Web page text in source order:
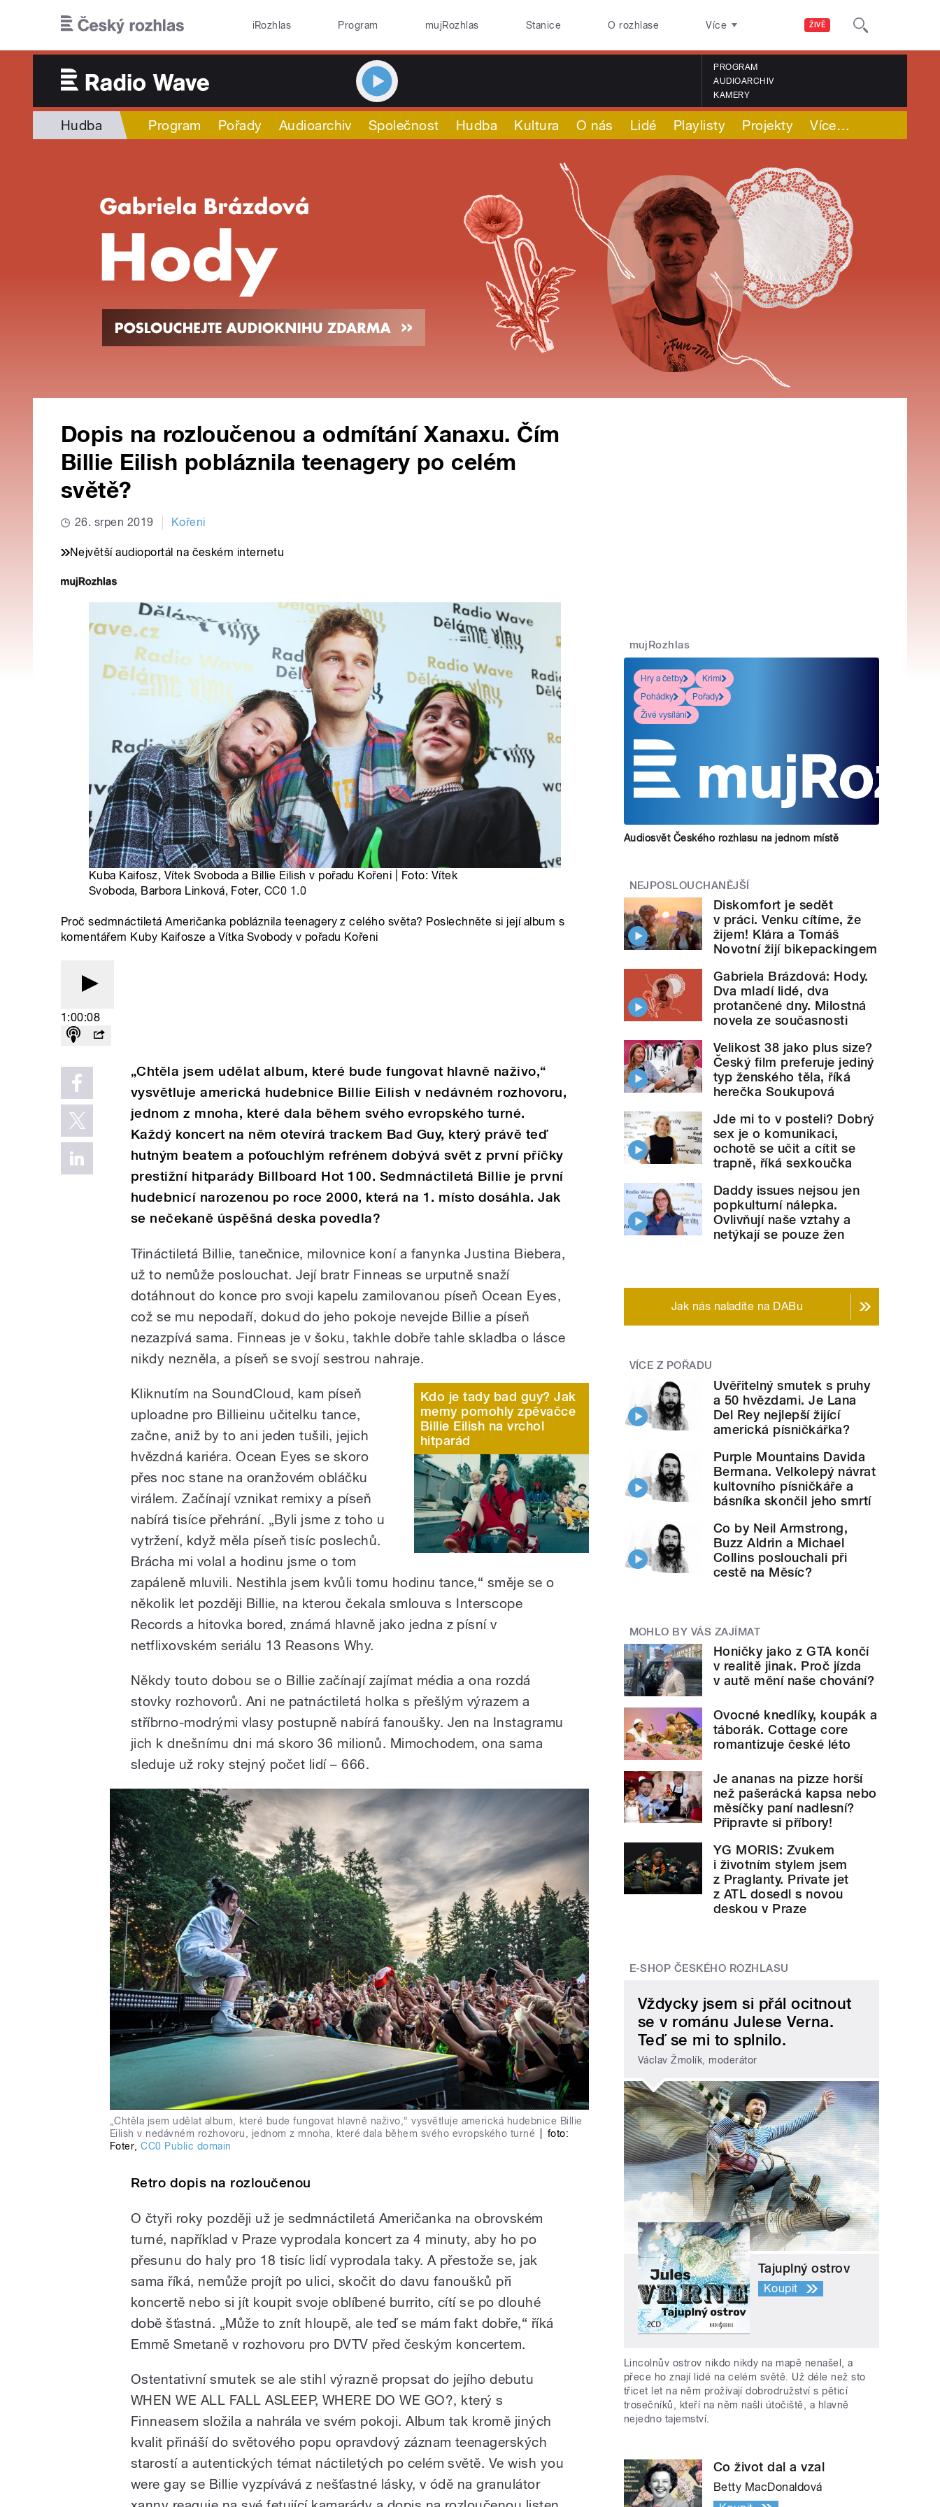
ŽIVĚ
iRozhlas Program mujRozhlas Stanice O rozhlase Více
PROGRAM
AUDIOARCHIV
KAMERY
Hudba Program Pořady Audioarchiv Společnost Hudba Kultura O nás Lidé Playlisty Projekty Více…
Dopis na rozloučenou a odmítání Xanaxu. Čím
Billie Eilish pobláznila teenagery po celém
světě?
26. srpen 2019 Kořeni
Největší audioportál na českém internetu
Kuba Kaifosz, Vítek Svoboda a Billie Eilish v pořadu Kořeni | Foto: Vítek
Svoboda, Barbora Linková, Foter, CC0 1.0
Proč sedmnáctiletá Američanka pobláznila teenagery z celého světa? Poslechněte si její album s
komentářem Kuby Kaifosze a Vítka Svobody v pořadu Kořeni
1:00:08
„Chtěla jsem udělat album, které bude fungovat hlavně naživo,“
vysvětluje americká hudebnice Billie Eilish v nedávném rozhovoru,
jednom z mnoha, které dala během svého evropského turné.
Každý koncert na něm otevírá trackem Bad Guy, který právě teď
hutným beatem a poťouchlým refrénem dobývá svět z první příčky
prestižní hitparády Billboard Hot 100. Sedmnáctiletá Billie je první
hudebnicí narozenou po roce 2000, která na 1. místo dosáhla. Jak
se nečekaně úspěšná deska povedla?
Třináctiletá Billie, tanečnice, milovnice koní a fanynka Justina Biebera,
už to nemůže poslouchat. Její bratr Finneas se urputně snaží
dotáhnout do konce pro svoji kapelu zamilovanou píseň Ocean Eyes,
což se mu nepodaří, dokud do jeho pokoje nevejde Billie a píseň
nezazpívá sama. Finneas je v šoku, takhle dobře tahle skladba o lásce
nikdy nezněla, a píseň se svojí sestrou nahraje.
Kdo je tady bad guy? Jak
memy pomohly zpěvačce
Billie Eilish na vrchol
hitparád
Kliknutím na SoundCloud, kam píseň
uploadne pro Billieinu učitelku tance,
začne, aniž by to ani jeden tušili, jejich
hvězdná kariéra. Ocean Eyes se skoro
přes noc stane na oranžovém obláčku
virálem. Začínají vznikat remixy a píseň
nabírá tisíce přehrání. „Byli jsme z toho u
vytržení, když měla píseň tisíc poslechů.
Brácha mi volal a hodinu jsme o tom
zapáleně mluvili. Nestihla jsem kvůli tomu hodinu tance,“ směje se o
několik let později Billie, na kterou čekala smlouva s Interscope
Records a hitovka bored, známá hlavně jako jedna z písní v
netflixovském seriálu 13 Reasons Why.
Někdy touto dobou se o Billie začínají zajímat média a ona rozdá
stovky rozhovorů. Ani ne patnáctiletá holka s přešlým výrazem a
stříbrno-modrými vlasy postupně nabírá fanoušky. Jen na Instagramu
jich k dnešnímu dni má skoro 36 milionů. Mimochodem, ona sama
sleduje už roky stejný počet lidí – 666.
„Chtěla jsem udělat album, které bude fungovat hlavně naživo,“ vysvětluje americká hudebnice Billie
Eilish v nedávném rozhovoru, jednom z mnoha, které dala během svého evropského turné
foto:
Foter,CC0 Public domain
Retro dopis na rozloučenou
O čtyři roky později už je sedmnáctiletá Američanka na obrovském
turné, například v Praze vyprodala koncert za 4 minuty, aby ho po
přesunu do haly pro 18 tisíc lidí vyprodala taky. A přestože se, jak
sama říká, nemůže projít po ulici, skočit do davu fanoušků při
koncertě nebo si jít koupit svoje oblíbené burrito, cítí se po dlouhé
době šťastná. „Může to znít hloupě, ale teď se mám fakt dobře,“ říká
Emmě Smetaně v rozhovoru pro DVTV před českým koncertem.
Ostentativní smutek se ale stihl výrazně propsat do jejího debutu
WHEN WE ALL FALL ASLEEP, WHERE DO WE GO?, který s
Finneasem složila a nahrála ve svém pokoji. Album tak kromě jiných
kvalit přináší do světového popu opravdový záznam teenagerských
starostí a autentických témat náctiletých po celém světě. Ve wish you
were gay se Billie vyzpívává z nešťastné lásky, v ódě na granulátor
mujRozhlas
Hry a četby
Krimi
Pohádky
Pořady
Živé vysílání
Audiosvět Českého rozhlasu na jednom místě
NEJPOSLOUCHANĚJŠÍ
Diskomfort je sedět
v práci. Venku cítíme, že
žijem! Klára a Tomáš
Novotní žijí bikepackingem
Gabriela Brázdová: Hody.
Dva mladí lidé, dva
protančené dny. Milostná
novela ze současnosti
Velikost 38 jako plus size?
Český film preferuje jediný
typ ženského těla, říká
herečka Soukupová
Jde mi to v posteli? Dobrý
sex je o komunikaci,
ochotě se učit a cítit se
trapně, říká sexkoučka
Daddy issues nejsou jen
popkulturní nálepka.
Ovlivňují naše vztahy a
netýkají se pouze žen
Jak nás naladíte na DABu
VÍCE Z POŘADU
Uvěřitelný smutek s pruhy
a 50 hvězdami. Je Lana
Del Rey nejlepší žijící
americká písničkářka?
Purple Mountains Davida
Bermana. Velkolepý návrat
kultovního písničkáře a
básníka skončil jeho smrtí
Co by Neil Armstrong,
Buzz Aldrin a Michael
Collins poslouchali při
cestě na Měsíc?
MOHLO BY VÁS ZAJÍMAT
Honičky jako z GTA končí
v realitě jinak. Proč jízda
v autě mění naše chování?
Ovocné knedlíky, koupák a
táborák. Cottage core
romantizuje české léto
Je ananas na pizze horší
než pašerácká kapsa nebo
měsíčky paní nadlesní?
Připravte si příbory!
YG MORIS: Zvukem
i životním stylem jsem
z Praglanty. Private jet
z ATL dosedl s novou
deskou v Praze
E-SHOP ČESKÉHO ROZHLASU
Vždycky jsem si přál ocitnout
se v románu Julese Verna.
Teď se mi to splnilo.
Václav Žmolík, moderátor
Tajuplný ostrov
Koupit
Lincolnův ostrov nikdo nikdy na mapě nenašel, a
přece ho znají lidé na celém světě. Už déle než sto
třicet let na něm prožívají dobrodružství s pěticí
trosečníků, kteří na něm našli útočiště, a hlavně
nejedno tajemství.
Co život dal a vzal
Betty MacDonaldová